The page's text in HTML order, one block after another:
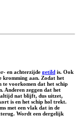
en achterzijde getild is. Ook
kromming aan. Zodat het
voorkomen dat het schip
Anderen zeggen dat het
nat blijft, dus uitzet,
is en het schip hol trekt.
met een vlak dat in de
Wordt een dergelijk